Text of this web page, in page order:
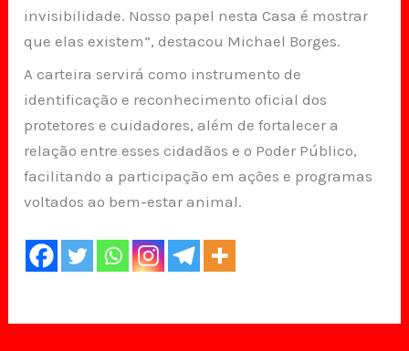
invisibilidade. Nosso papel nesta Casa é mostrar
que elas existem”, destacou Michael Borges.
A carteira servirá como instrumento de
identificação e reconhecimento oficial dos
protetores e cuidadores, além de fortalecer a
relação entre esses cidadãos e o Poder Público,
facilitando a participação em ações e programas
voltados ao bem-estar animal.